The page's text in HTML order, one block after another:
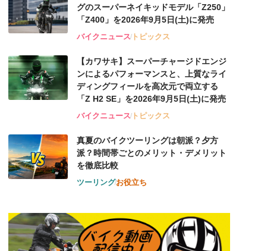
グのスーパーネイキッドモデル「Z250」
「Z400」を2026年9月5日(土)に発売
バイクニューストピックス
【カワサキ】スーパーチャージドエンジ
ンによるパフォーマンスと、上質なライ
ディングフィールを高次元で両立する
「Z H2 SE」を2026年9月5日(土)に発売
バイクニューストピックス
真夏のバイクツーリングは朝派？夕方
派？時間帯ごとのメリット・デメリット
を徹底比較
ツーリングお役立ち